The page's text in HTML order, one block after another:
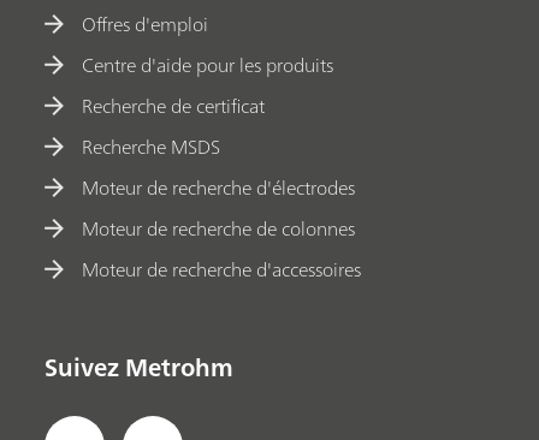
Offres d'emploi
Centre d'aide pour les produits
Recherche de certificat
Recherche MSDS
Moteur de recherche d'électrodes
Moteur de recherche de colonnes
Moteur de recherche d'accessoires
Suivez Metrohm